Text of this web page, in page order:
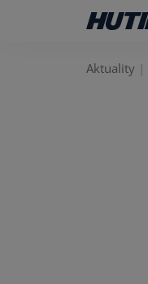
Aktuality